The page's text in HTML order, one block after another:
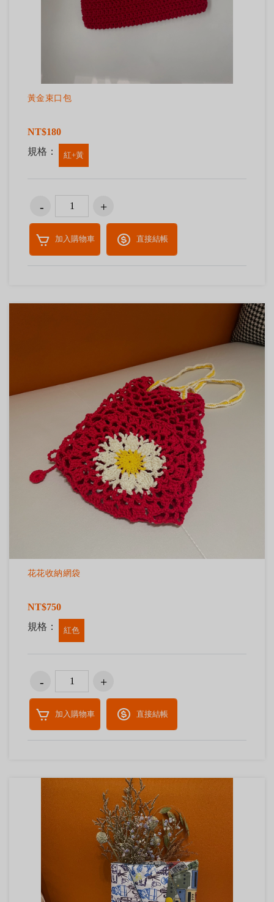
黃金束口包
NT$180
規格：
紅+黃
加入購物車 直接結帳
花花收納網袋
NT$750
規格：
紅色
加入購物車 直接結帳